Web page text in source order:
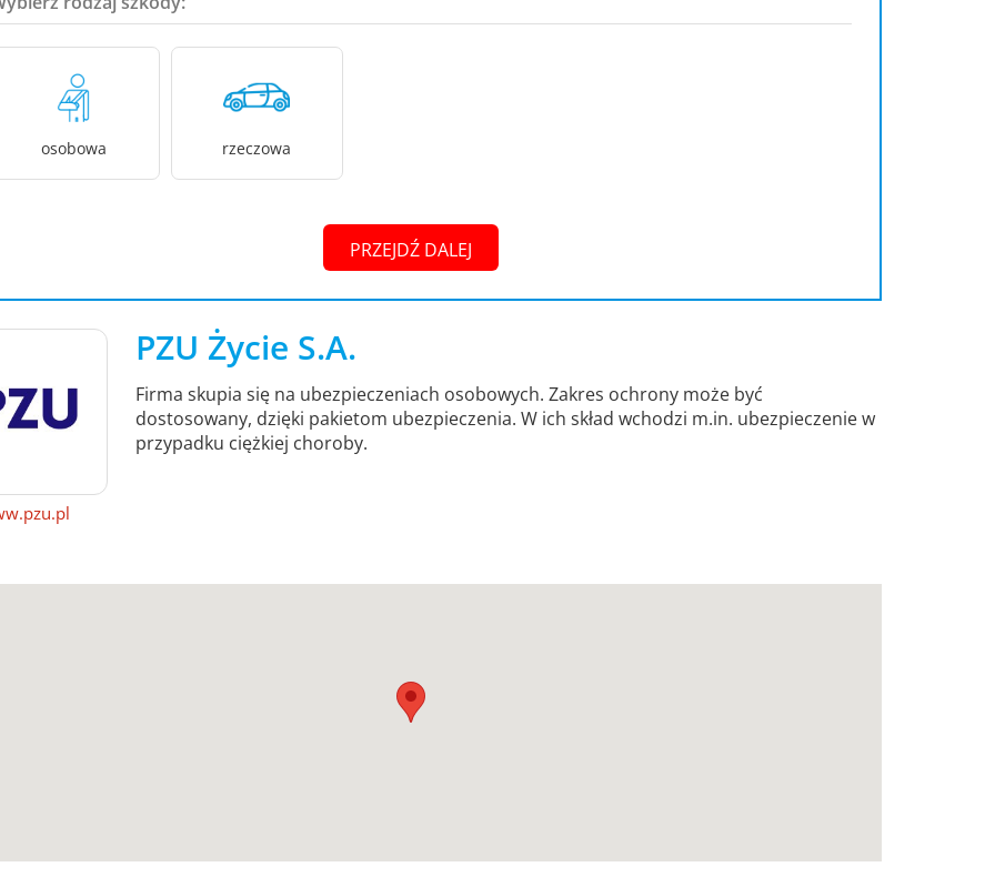
osobowa rzeczowa
PRZEJDŹ DALEJ
PZU Życie S.A.
Firma skupia się na ubezpieczeniach osobowych. Zakres ochrony może być
dostosowany, dzięki pakietom ubezpieczenia. W ich skład wchodzi m.in. ubezpieczenie w
przypadku ciężkiej choroby.